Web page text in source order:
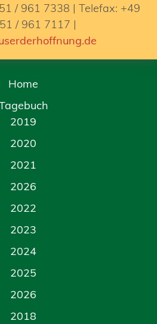
/ 961 7338 | Telefax: +49
/ 961 7117 |
Home
2019
2020
2021
2026
2022
2023
2024
2025
2026
2018